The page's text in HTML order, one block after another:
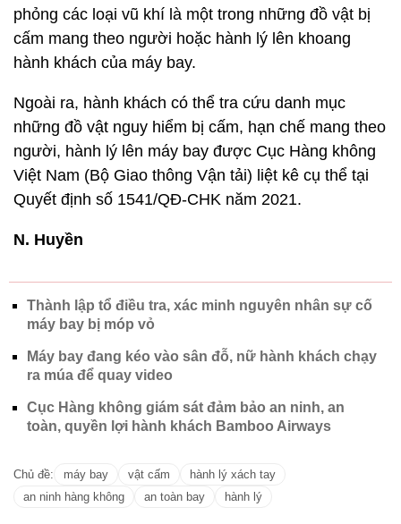
phỏng các loại vũ khí là một trong những đồ vật bị
cấm mang theo người hoặc hành lý lên khoang
hành khách của máy bay.
Ngoài ra, hành khách có thể tra cứu danh mục
những đồ vật nguy hiểm bị cấm, hạn chế mang theo
người, hành lý lên máy bay được Cục Hàng không
Việt Nam (Bộ Giao thông Vận tải) liệt kê cụ thể tại
Quyết định số 1541/QĐ-CHK năm 2021.
N. Huyền
Thành lập tổ điều tra, xác minh nguyên nhân sự cố
máy bay bị móp vỏ
Máy bay đang kéo vào sân đỗ, nữ hành khách chạy
ra múa để quay video
Cục Hàng không giám sát đảm bảo an ninh, an
toàn, quyền lợi hành khách Bamboo Airways
Chủ đề: máy bay vật cấm
hành lý xách tay
an ninh hàng không
an toàn bay hành lý